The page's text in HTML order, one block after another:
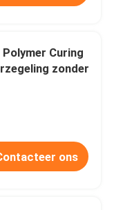
Curing
zonder
ons